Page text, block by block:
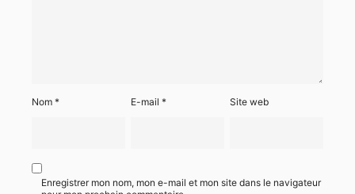
Nom * E-mail* Site web
Enregistrer mon nom, mon e-mail et mon site dans le navigateur